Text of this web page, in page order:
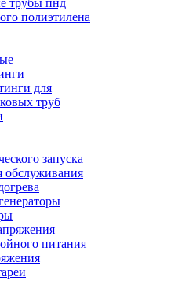
трубы пнд
полиэтилена
для
труб
запуска
обслуживания
питания